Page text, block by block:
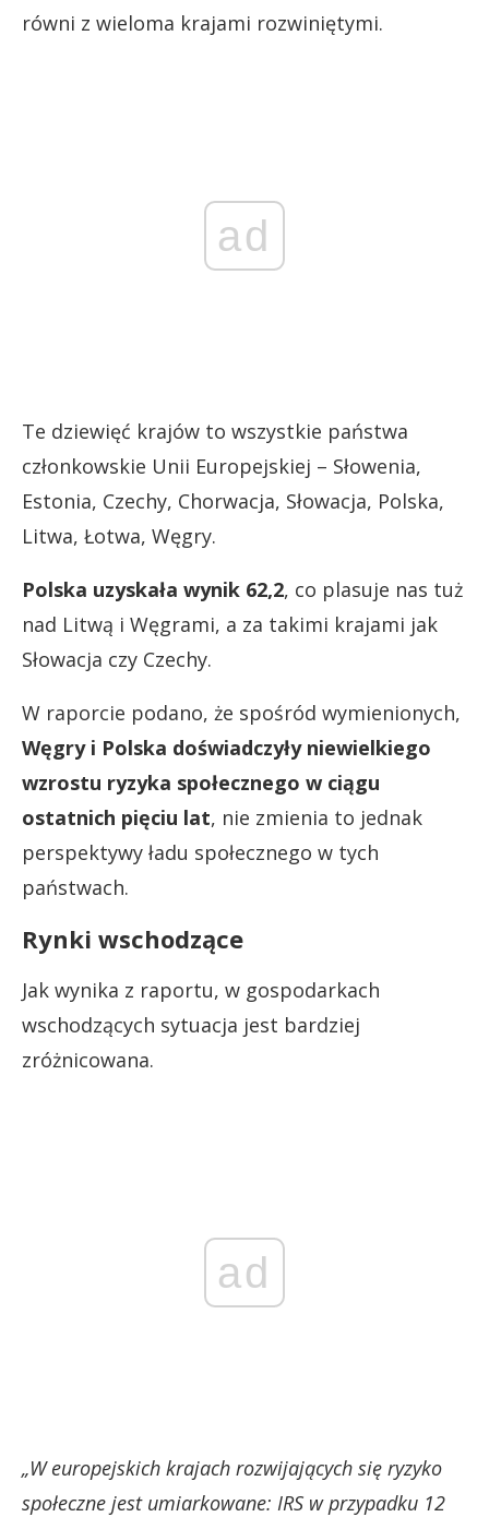
równi z wieloma krajami rozwiniętymi.
ad
Te dziewięć krajów to wszystkie państwa
członkowskie Unii Europejskiej – Słowenia,
Estonia, Czechy, Chorwacja, Słowacja, Polska,
Litwa, Łotwa, Węgry.
Polska uzyskała wynik 62,2, co plasuje nas tuż
nad Litwą i Węgrami, a za takimi krajami jak
Słowacja czy Czechy.
W raporcie podano, że spośród wymienionych,
Węgry i Polska doświadczyły niewielkiego
wzrostu ryzyka społecznego w ciągu
ostatnich pięciu lat, nie zmienia to jednak
perspektywy ładu społecznego w tych
państwach.
Rynki wschodzące
Jak wynika z raportu, w gospodarkach
wschodzących sytuacja jest bardziej
zróżnicowana.
ad
„W europejskich krajach rozwijających się ryzyko
społeczne jest umiarkowane: IRS w przypadku 12